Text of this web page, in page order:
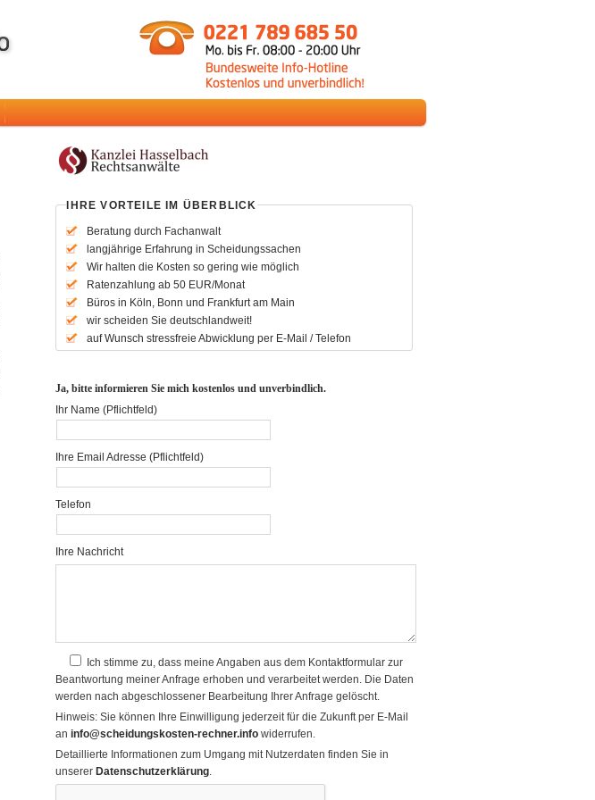
IHRE VORTEILE IM ÜBERBLICK
Beratung durch Fachanwalt
langjährige Erfahrung in Scheidungssachen
Wir halten die Kosten so gering wie möglich
Ratenzahlung ab 50 EUR/Monat
Büros in Köln, Bonn und Frankfurt am Main
wir scheiden Sie deutschlandweit!
auf Wunsch stressfreie Abwicklung per E-Mail / Telefon
Ja, bitte informieren Sie mich kostenlos und unverbindlich.
Ihr Name (Pflichtfeld)
Ihre Email Adresse (Pflichtfeld)
Telefon
Ihre Nachricht
Ich stimme zu, dass meine Angaben aus dem Kontaktformular zur
Beantwortung meiner Anfrage erhoben und verarbeitet werden. Die Daten
werden nach abgeschlossener Bearbeitung Ihrer Anfrage gelöscht.
Hinweis: Sie können Ihre Einwilligung jederzeit für die Zukunft per E-Mail
aninfo@scheidungskosten-rechner.info widerrufen.
Detaillierte Informationen zum Umgang mit Nutzerdaten finden Sie in
unsererDatenschutzerklärung